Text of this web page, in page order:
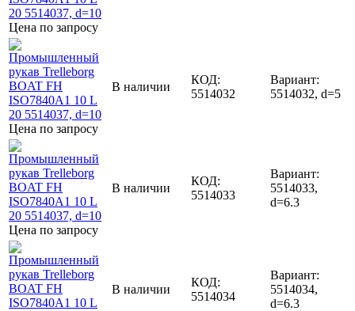
Цена по запросу
Цена по запросу
В наличии
КОД:
5514032
Вариант:
5514032, d=5
Цена по запросу
В наличии
КОД:
5514033
Вариант:
5514033,
d=6.3
В наличии
КОД:
5514034
Вариант:
5514034,
d=6.3